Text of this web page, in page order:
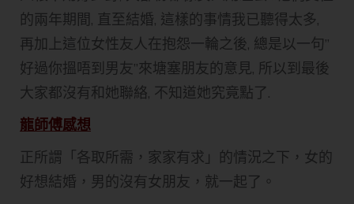
的兩年期間, 直至結婚, 這樣的事情我已聽得太多,
再加上這位女性友人在抱怨一輪之後, 總是以一句”
好過你搵唔到男友”來塘塞朋友的意見, 所以到最後
大家都沒有和她聯絡, 不知道她究竟點了.
龍師傅感想
正所謂「各取所需，家家有求」的情況之下，女的
好想結婚，男的沒有女朋友，就一起了。